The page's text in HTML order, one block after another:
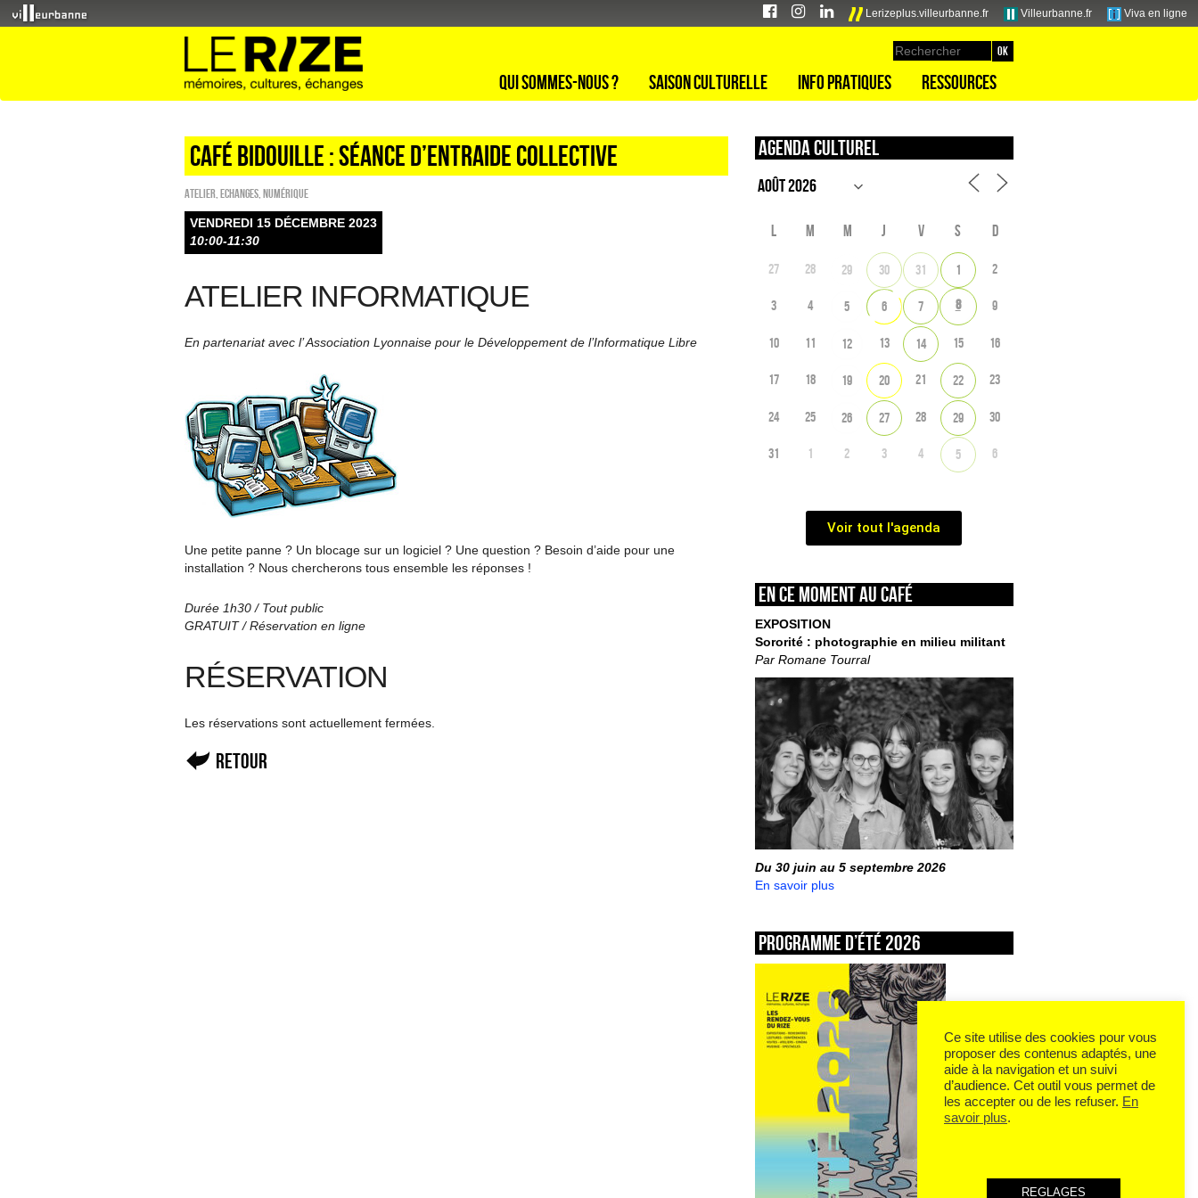
Lerizeplus.villeurbanne.fr Villeurbanne.fr Viva en ligne
Qui sommes-nous ? Saison culturelle Info pratiques Ressources
CAFÉ BIDOUILLE : SÉANCE D’ENTRAIDE COLLECTIVE
Atelier ECHANGES Numérique
VENDREDI 15 DÉCEMBRE 2023
10:00-11:30
ATELIER INFORMATIQUE
En partenariat avec l’ Association Lyonnaise pour le Développement de l’Informatique Libre
Une petite panne ? Un blocage sur un logiciel ? Une question ? Besoin d’aide pour une
installation ? Nous chercherons tous ensemble les réponses !
Durée 1h30 / Tout public
GRATUIT / Réservation en ligne
RÉSERVATION
Les réservations sont actuellement fermées.
Retour
Agenda culturel
L M M J V S D
27 28 29 30 31 1 2
3 4 5 6 7 8 9
10 11 12 13 14 15 16
17 18 19 20 21 22 23
24 25 26 27 28 29 30
31 1 2 3 4 5 6
Voir tout l'agenda
En ce moment au café
EXPOSITION
Sororité : photographie en milieu militant
Par Romane Tourral
Du 30 juin au 5 septembre 2026
En savoir plus
Programme d’été 2026
Ce site utilise des cookies pour vous
proposer des contenus adaptés, une
aide à la navigation et un suivi
d’audience. Cet outil vous permet de
les accepter ou de les refuser. En
savoir plus.
REGLAGES